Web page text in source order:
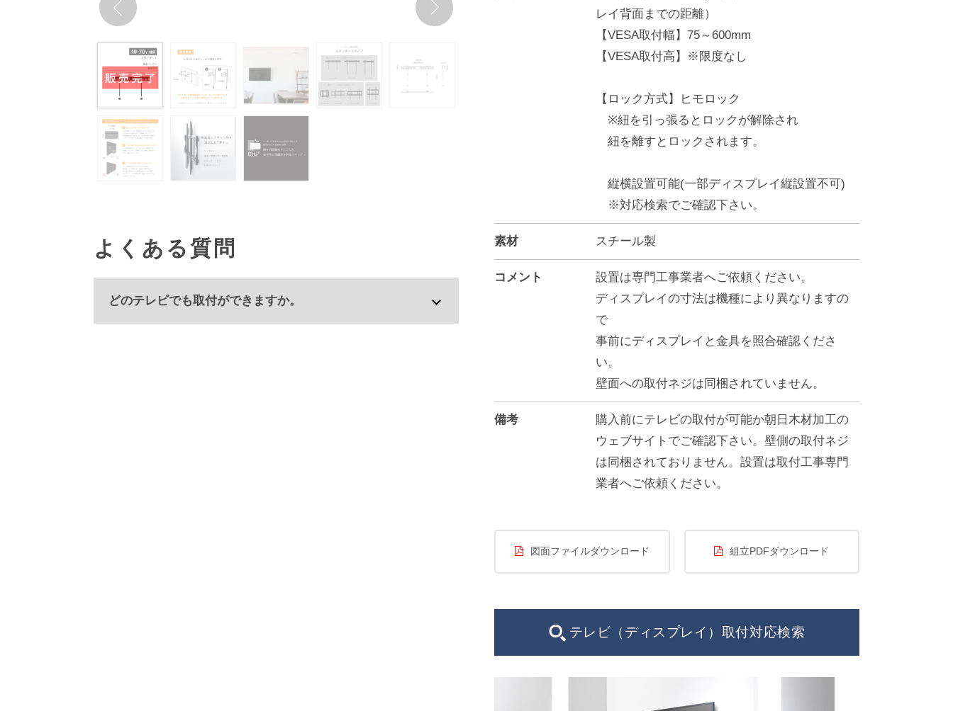
よくある質問
どのテレビでも取付ができますか。
レイ背面までの距離）
【VESA取付幅】75～600mm
【VESA取付高】※限度なし
【ロック方式】ヒモロック
※紐を引っ張るとロックが解除され
紐を離すとロックされます。
縦横設置可能(一部ディスプレイ縦設置不可)
※対応検索でご確認下さい。
素材 スチール製
コメント
設置は専門工事業者へご依頼ください。
ディスプレイの寸法は機種により異なりますの
で
事前にディスプレイと金具を照合確認くださ
い。
壁面への取付ネジは同梱されていません。
備考
購入前にテレビの取付が可能か朝日木材加工の
ウェブサイトでご確認下さい。壁側の取付ネジ
は同梱されておりません。設置は取付工事専門
業者へご依頼ください。
図面ファイルダウンロード 組立PDFダウンロード
テレビ（ディスプレイ）取付対応検索